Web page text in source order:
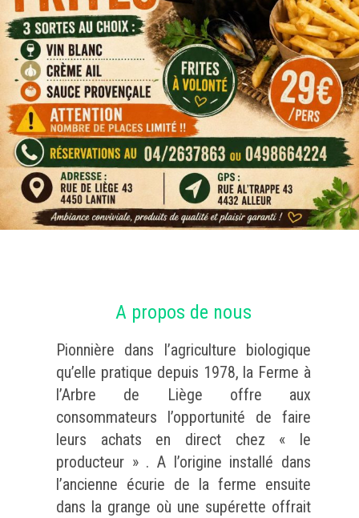
A propos de nous
Pionnière dans l’agriculture biologique
qu’elle pratique depuis 1978, la Ferme à
l’Arbre de Liège offre aux
consommateurs l’opportunité de faire
leurs achats en direct chez « le
producteur » . A l’origine installé dans
l’ancienne écurie de la ferme ensuite
dans la grange où une supérette offrait